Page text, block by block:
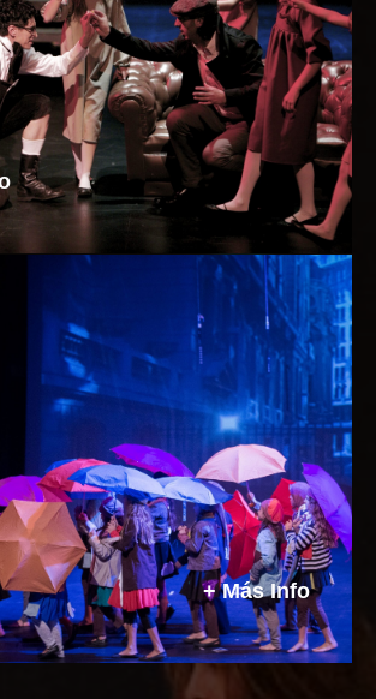
las capacidades
e interpretativas de los
escogiendo una maravillosa
clásico, moderno o
+ Más Info
Originales
escribir o adaptar un espectáculo
original para tu colegio o guiarlos
que los mismos estudiantes sean
construyan. En este espectáculo
agregarse elementos como circo,
banda en vivo, clown y un sin
de técnicas teatrales que se
adapten a tu ¡preferencia!